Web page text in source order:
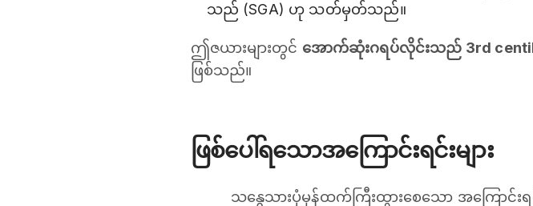
သည် (SGA) ဟု သတ်မှတ်သည်။
ဤဇယားများတွင် အောက်ဆုံးဂရပ်လိုင်းသည် 3rd
ဖြစ်သည်။
ဖြစ်ပေါ်ရသောအကြောင်းရင်းများ
သန္ဓေသားပုံမှန်ထက်ကြီးထွားစေသော အကြောင်းရ